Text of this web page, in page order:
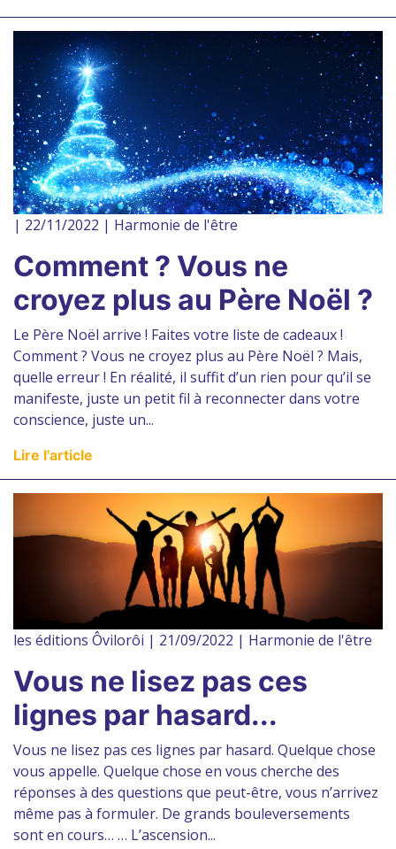
| 22/11/2022 | Harmonie de l'être
Comment ? Vous ne
croyez plus au Père Noël ?
Le Père Noël arrive ! Faites votre liste de cadeaux !
Comment ? Vous ne croyez plus au Père Noël ? Mais,
quelle erreur ! En réalité, il suffit d’un rien pour qu’il se
manifeste, juste un petit fil à reconnecter dans votre
conscience, juste un...
Lire l'article
les éditions Ôvilorôi | 21/09/2022 | Harmonie de l'être
Vous ne lisez pas ces
lignes par hasard...
Vous ne lisez pas ces lignes par hasard. Quelque chose
vous appelle. Quelque chose en vous cherche des
réponses à des questions que peut-être, vous n’arrivez
même pas à formuler. De grands bouleversements
sont en cours… … L’ascension...